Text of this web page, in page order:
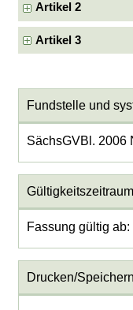
Artikel 2
Artikel 3
Fundstelle und
SächsGVBl. 2006
Gültigkeitszeitraum
Fassung gültig
Drucken/Speichern